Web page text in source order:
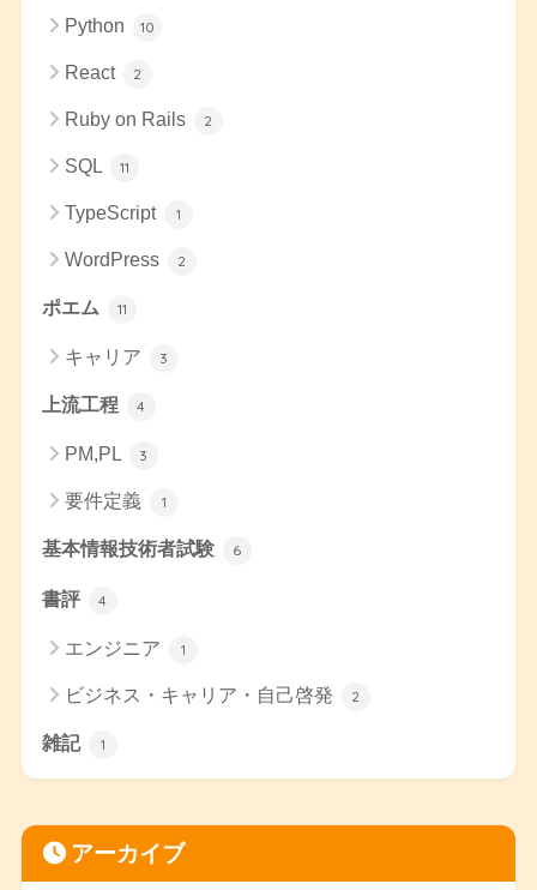
Python 10
React 2
Ruby on Rails 2
SQL 11
TypeScript 1
WordPress 2
ポエム 11
キャリア 3
上流工程 4
PM,PL 3
要件定義 1
基本情報技術者試験 6
書評 4
エンジニア 1
ビジネス・キャリア・自己啓発 2
雑記 1
アーカイブ